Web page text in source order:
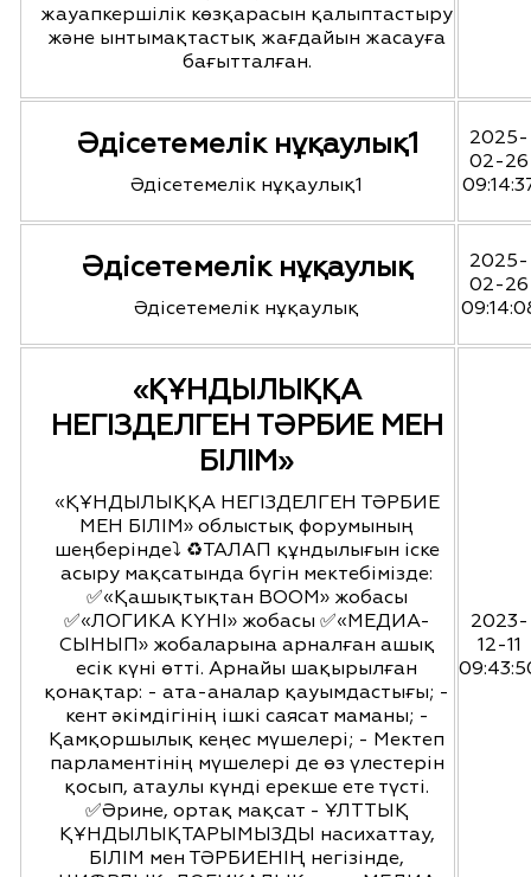
жауапкершілік көзқарасын қалыптастыру
және ынтымақтастық жағдайын жасауға
бағытталған.
Әдісетемелік нұқаулық1
Әдісетемелік нұқаулық1
2025-
02-26
Әдісетемелік нұқаулық
Әдісетемелік нұқаулық
2025-
02-26
«ҚҰНДЫЛЫҚҚА
НЕГІЗДЕЛГЕН ТӘРБИЕ МЕН
БІЛІМ»
«ҚҰНДЫЛЫҚҚА НЕГІЗДЕЛГЕН ТӘРБИЕ
МЕН БІЛІМ» облыстық форумының
шеңберінде⤵️ ♻️ТАЛАП құндылығын іске
асыру мақсатында бүгін мектебімізде:
✅«Қашықтықтан ВООМ» жобасы
✅«ЛОГИКА КҮНІ» жобасы ✅«МЕДИА-
СЫНЫП» жобаларына арналған ашық
есік күні өтті. Арнайы шақырылған
қонақтар: - ата-аналар қауымдастығы; -
кент әкімдігінің ішкі саясат маманы; -
Қамқоршылық кеңес мүшелері; - Мектеп
парламентінің мүшелері де өз үлестерін
қосып, атаулы күнді ерекше ете түсті.
✅Әрине, ортақ мақсат - ҰЛТТЫҚ
ҚҰНДЫЛЫҚТАРЫМЫЗДЫ насихаттау,
БІЛІМ мен ТӘРБИЕНІҢ негізінде,
2023-
12-11